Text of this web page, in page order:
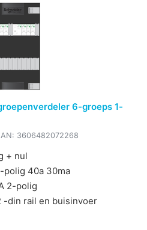
6-groeps 1-
3606482072268
+ nul
polig 40a 30ma
2-polig
-din rail en buisinvoer